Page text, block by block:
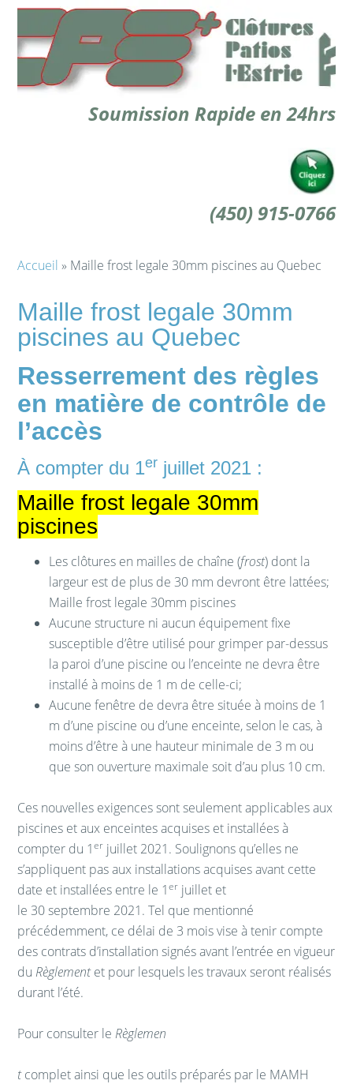
Soumission Rapide en 24hrs
(450) 915-0766
Accueil » Maille frost legale 30mm piscines au Quebec
Maille frost legale 30mm
piscines au Quebec
Resserrement des règles
en matière de contrôle de
l’accès
À compter du 1er juillet 2021 :
Maille frost legale 30mm
piscines
Les clôtures en mailles de chaîne (frost) dont la
largeur est de plus de 30 mm devront être lattées;
Maille frost legale 30mm piscines
Aucune structure ni aucun équipement fixe
susceptible d’être utilisé pour grimper par-dessus
la paroi d’une piscine ou l’enceinte ne devra être
installé à moins de 1 m de celle-ci;
Aucune fenêtre de devra être située à moins de 1
m d’une piscine ou d’une enceinte, selon le cas, à
moins d’être à une hauteur minimale de 3 m ou
que son ouverture maximale soit d’au plus 10 cm.
Ces nouvelles exigences sont seulement applicables aux
piscines et aux enceintes acquises et installées à
compter du 1er juillet 2021. Soulignons qu’elles ne
s’appliquent pas aux installations acquises avant cette
date et installées entre le 1er juillet et
le 30 septembre 2021. Tel que mentionné
précédemment, ce délai de 3 mois vise à tenir compte
des contrats d’installation signés avant l’entrée en vigueur
du Règlementet pour lesquels les travaux seront réalisés
durant l’été.
Pour consulter le Règlemen
tcomplet ainsi que les outils préparés par le MAMH